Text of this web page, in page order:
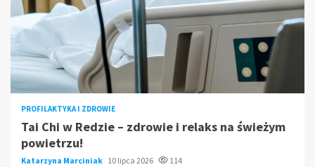
PROFILAKTYKA I ZDROWIE
Tai Chi w Redzie – zdrowie i relaks na świeżym
powietrzu!
Katarzyna Marciniak 10 lipca 2026 114